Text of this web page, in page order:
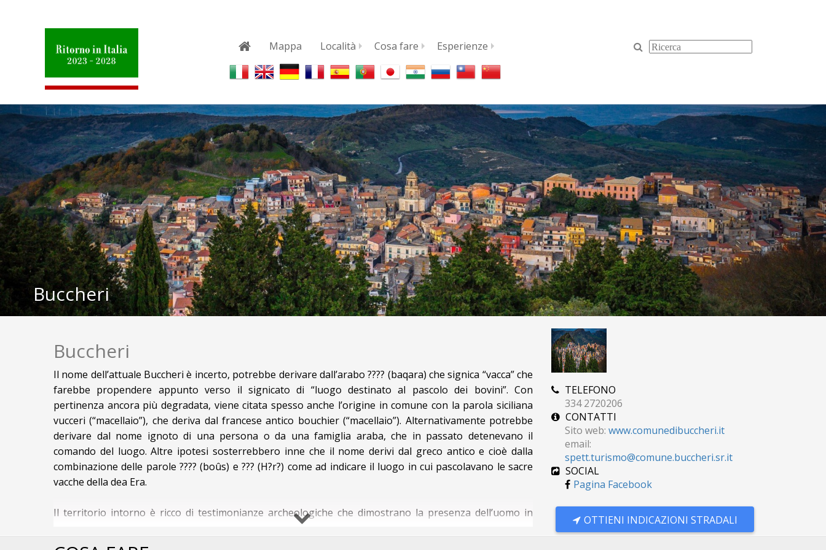
Mappa Località Cosa fare Esperienze
Buccheri
Buccheri
Il nome dell’attuale Buccheri è incerto, potrebbe derivare dall’arabo ???? (baqara) che significa “vacca” che
farebbe propendere appunto verso il significato di “luogo destinato al pascolo dei bovini”. Con
pertinenza ancora più degradata, viene citata spesso anche l’origine in comune con la parola siciliana
vucceri (“macellaio”), che deriva dal francese antico bouchier (“macellaio”). Alternativamente potrebbe
derivare dal nome ignoto di una persona o da una famiglia araba, che in passato detenevano il
comando del luogo. Altre ipotesi sosterrebbero infine che il nome derivi dal greco antico e cioè dalla
combinazione delle parole ???? (boûs) e ??? (H?r?) come ad indicare il luogo in cui pascolavano le sacre
vacche della dea Era.
Il territorio intorno è ricco di testimonianze archeologiche che dimostrano la presenza dell’uomo in
antichissima data: una serie di capanni pastorali, costruiti con tecnica megalitica ricordano tale
TELEFONO
334 2720206
CONTATTI
Sito web: www.comunedibuccheri.it
email:
spett.turismo@comune.buccheri.sr.it
SOCIAL
Pagina Facebook
OTTIENI INDICAZIONI STRADALI